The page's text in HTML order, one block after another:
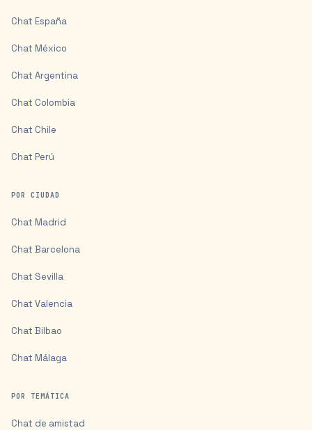
Chat España
Chat México
Chat Argentina
Chat Colombia
Chat Chile
Chat Perú
POR CIUDAD
Chat Madrid
Chat Barcelona
Chat Sevilla
Chat Valencia
Chat Bilbao
Chat Málaga
POR TEMÁTICA
Chat de amistad